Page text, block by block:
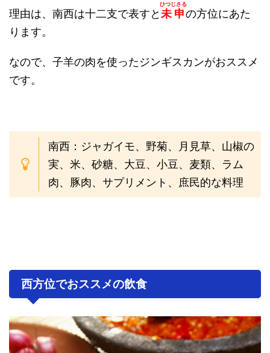
理由は、南西は十二支で表すと 未申
ひつじさる
の方位にあた
ります。
なので、子羊の肉を使ったジンギスカンがおススメ
です。
南西：ジャガイモ、野菊、月見草、山椒の
実、米、砂糖、大豆、小豆、麦類、ラム
肉、豚肉、サプリメント、庶民的な料理
西方位でおススメの飲食